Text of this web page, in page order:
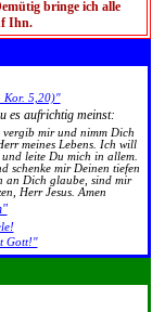
bringe ich alle
Ihn.
Kor. 5,20)"
es aufrichtig meinst:
vergib mir und nimm Dich
meines Lebens. Ich will
leite Du mich in allem.
schenke mir Deinen tiefen
an Dich glaube, sind mir
Herr Jesus. Amen
Gott!"